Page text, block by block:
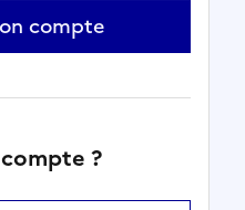
compte
?